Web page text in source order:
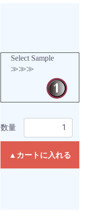
Select Sample
≫≫≫
数量
▲カートに入れる